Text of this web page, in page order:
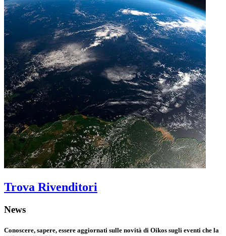
Trova Rivenditori
News
Conoscere, sapere, essere aggiornati sulle novità di Oikos sugli eventi che la